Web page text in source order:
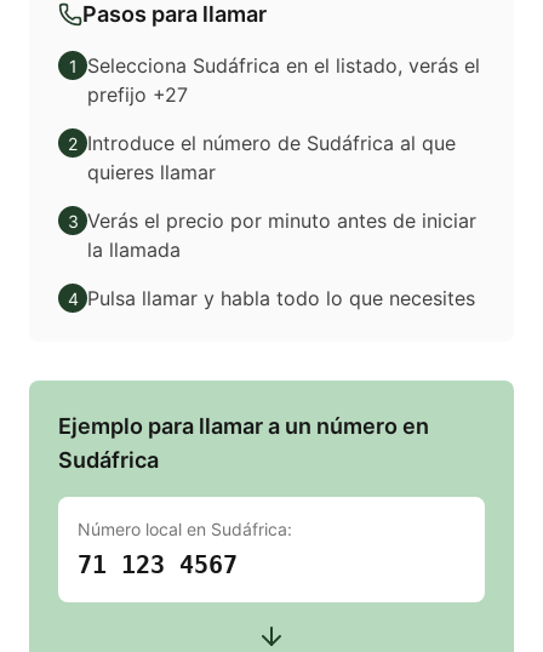
Pasos para llamar
1
Selecciona Sudáfrica en el listado, verás el
prefijo +27
2 Introduce el número de Sudáfrica al que
quieres llamar
3 Verás el precio por minuto antes de iniciar
la llamada
4 Pulsa llamar y habla todo lo que necesites
Ejemplo para llamar a un número en
Sudáfrica
Número local en Sudáfrica:
71 123 4567